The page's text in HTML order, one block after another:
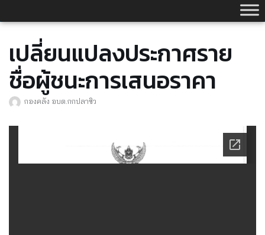
to
content
เปลี่ยนแปลงประกาศราย
ชื่อผู้ชนะการเสนอราคา
กองคลัง อบต.กกปลาซิว